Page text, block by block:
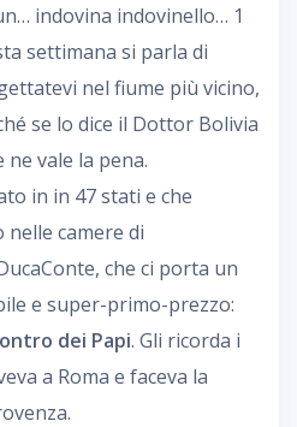
indovina indovinello… 1
settimana si parla di
nel fiume più vicino,
se lo dice il Dottor Bolivia
ne vale la pena.
in in 47 stati e che
nelle camere di
che ci porta un
e super-primo-prezzo:
dei Papi. Gli ricorda i
a Roma e faceva la